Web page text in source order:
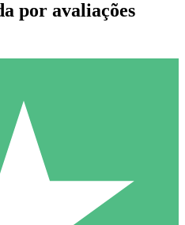
Individuais
créditos de download. Sem
por avaliações